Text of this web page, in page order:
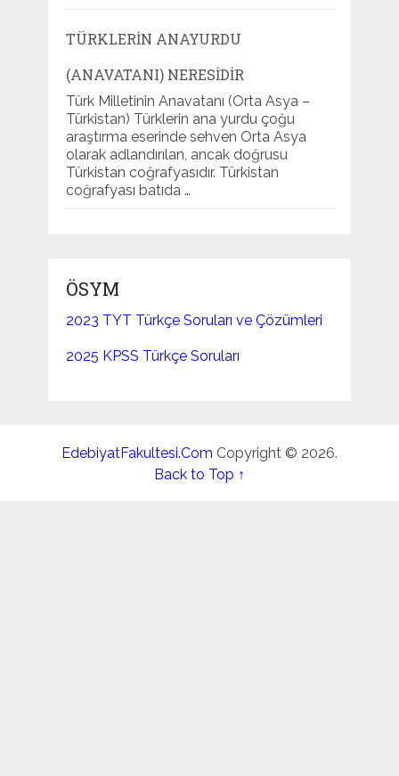
TÜRKLERIN ANAYURDU
(ANAVATANI) NERESIDIR
Türk Milletinin Anavatanı (Orta Asya –
Türkistan) Türklerin ana yurdu çoğu
araştırma eserinde sehven Orta Asya
olarak adlandırılan, ancak doğrusu
Türkistan coğrafyasıdır. Türkistan
coğrafyası batıda …
ÖSYM
2023 TYT Türkçe Soruları ve Çözümleri
2025 KPSS Türkçe Soruları
EdebiyatFakultesi.Com Copyright © 2026.
Back to Top ↑